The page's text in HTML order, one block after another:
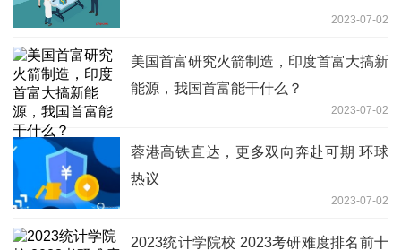
2023-07-02
美国首富研究火箭制造，印度首富大搞新
能源，我国首富能干什么？
2023-07-02
蓉港高铁直达，更多双向奔赴可期 环球
热议
2023-07-02
2023统计学院校 2023考研难度排名前十